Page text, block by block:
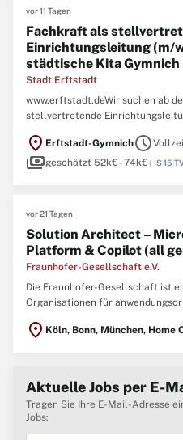
vor 11 Tagen
Fachkraft als
Einrichtungsleitung (m/
städtische Kita Gymnich
Stadt Erftstadt
www.erftstadt.deWir suchen ab
stellvertretende
Kernaufgabenständige
möglichen Einsatz als Fachkraft
location_on Erftstadt-Gymnichschedule
paymentsgeschätzt 52k€ - 74k€( S 15
vor 21 Tagen
Solution Architect –
Platform & Copilot (all
Fraunhofer-Gesellschaft e.V.
Die Fraunhofer-Gesellschaft ist
Organisationen für
entwickeln wegweisende
Gesellschaft – genauer: 30 000
location_on Köln, Bonn, München, Home
Aktuelle Jobs per E-
Tragen Sie Ihre E-Mail-Adresse
Jobs: